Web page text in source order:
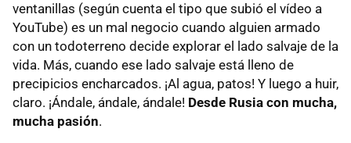
ventanillas (según cuenta el tipo que subió el vídeo a
YouTube) es un mal negocio cuando alguien armado
con un todoterreno decide explorar el lado salvaje de la
vida. Más, cuando ese lado salvaje está lleno de
precipicios encharcados. ¡Al agua, patos! Y luego a huir,
claro. ¡Ándale, ándale, ándale! Desde Rusia con mucha,
mucha pasión.